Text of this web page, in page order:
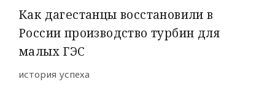
Как дагестанцы восстановили в
России производство турбин для
малых ГЭС
история успеха